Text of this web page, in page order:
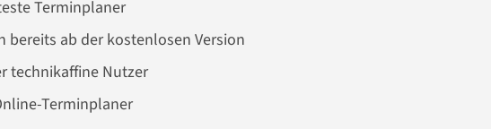
Terminplaner
ab der kostenlosen Version
technikaffine Nutzer
Terminplaner